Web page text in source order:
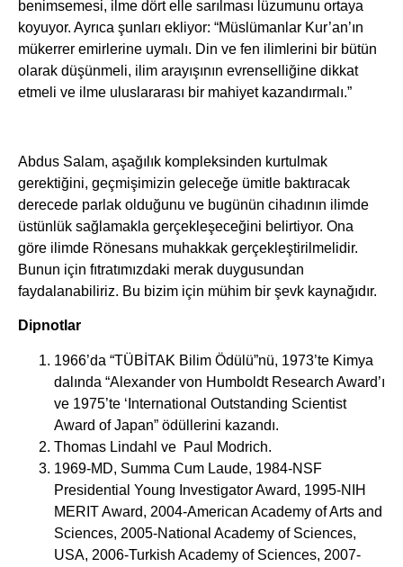
benimsemesi, ilme dört elle sarılması lüzumunu ortaya
koyuyor. Ayrıca şunları ekliyor: “Müslümanlar Kur’an’ın
mükerrer emirlerine uymalı. Din ve fen ilimlerini bir bütün
olarak düşünmeli, ilim arayışının evrenselliğine dikkat
etmeli ve ilme uluslararası bir mahiyet kazandırmalı.”
Abdus Salam, aşağılık kompleksinden kurtulmak
gerektiğini, geçmişimizin geleceğe ümitle baktıracak
derecede parlak olduğunu ve bugünün cihadının ilimde
üstünlük sağlamakla gerçekleşeceğini belirtiyor. Ona
göre ilimde Rönesans muhakkak gerçekleştirilmelidir.
Bunun için fıtratımızdaki merak duygusundan
faydalanabiliriz. Bu bizim için mühim bir şevk kaynağıdır.
Dipnotlar
1966’da “TÜBİTAK Bilim Ödülü”nü, 1973’te Kimya
dalında “Alexander von Humboldt Research Award’ı
ve 1975’te ‘International Outstanding Scientist
Award of Japan” ödüllerini kazandı.
Thomas Lindahl ve Paul Modrich.
1969-MD, Summa Cum Laude, 1984-NSF
Presidential Young Investigator Award, 1995-NIH
MERIT Award, 2004-American Academy of Arts and
Sciences, 2005-National Academy of Sciences,
USA, 2006-Turkish Academy of Sciences, 2007-